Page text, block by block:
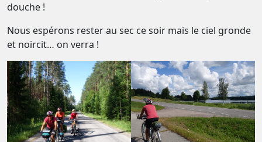
douche !
Nous espérons rester au sec ce soir mais le ciel gronde
et noircit… on verra !